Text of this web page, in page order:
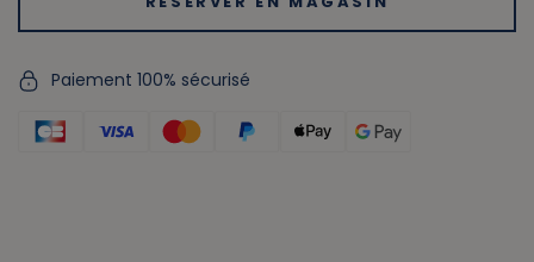
Paiement 100% sécurisé